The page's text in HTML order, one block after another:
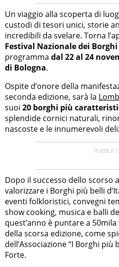
Un viaggio alla scoperta di
custodi di tesori unici, storie
incredibili da svelare. Torna
Festival Nazionale dei
programma dal 22 al 24
di Bologna.
Ospite d’onore della
seconda edizione, sarà la
suoi 20 borghi più
splendide cornici naturali,
nascoste e le innumerevoli
Dopo il successo dello scorso
valorizzare i Borghi più belli
eventi folkloristici, convegni
show cooking, musica e balli
quest’anno è puntare a
della scorsa edizione, come
dell’Associazione “I Borghi più
Forte.